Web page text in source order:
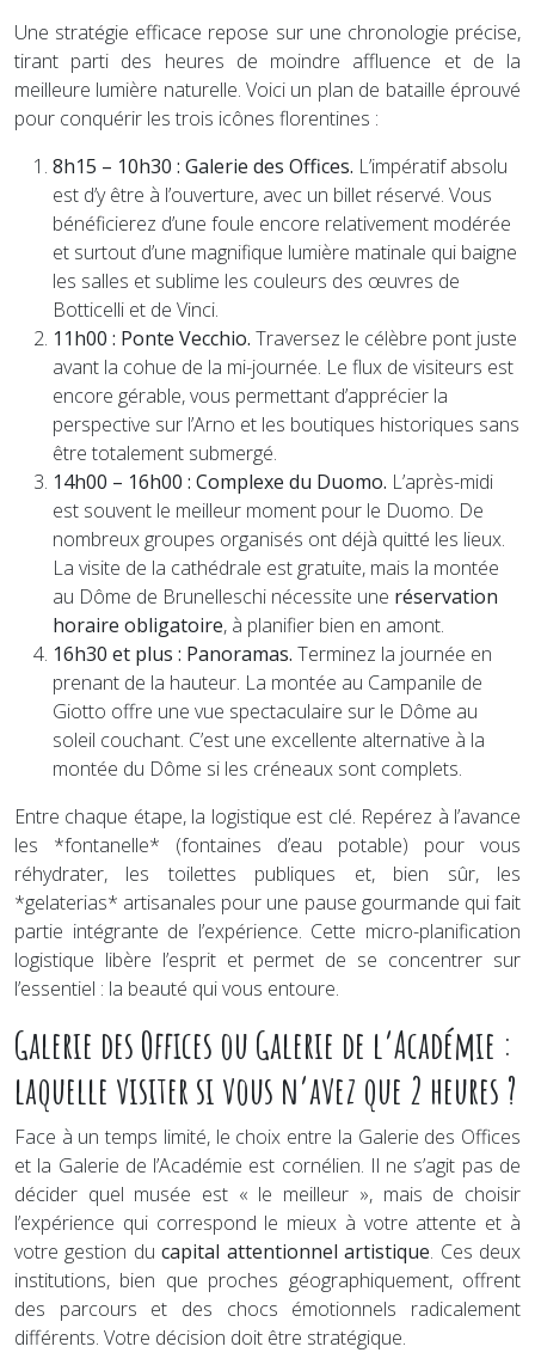
Une stratégie efficace repose sur une chronologie précise,
tirant parti des heures de moindre affluence et de la
meilleure lumière naturelle. Voici un plan de bataille éprouvé
pour conquérir les trois icônes florentines :
8h15 – 10h30 : Galerie des Offices. L’impératif absolu
est d’y être à l’ouverture, avec un billet réservé. Vous
bénéficierez d’une foule encore relativement modérée
et surtout d’une magnifique lumière matinale qui baigne
les salles et sublime les couleurs des œuvres de
Botticelli et de Vinci.
11h00 : Ponte Vecchio. Traversez le célèbre pont juste
avant la cohue de la mi-journée. Le flux de visiteurs est
encore gérable, vous permettant d’apprécier la
perspective sur l’Arno et les boutiques historiques sans
être totalement submergé.
14h00 – 16h00 : Complexe du Duomo. L’après-midi
est souvent le meilleur moment pour le Duomo. De
nombreux groupes organisés ont déjà quitté les lieux.
La visite de la cathédrale est gratuite, mais la montée
au Dôme de Brunelleschi nécessite une réservation
horaire obligatoire, à planifier bien en amont.
16h30 et plus : Panoramas. Terminez la journée en
prenant de la hauteur. La montée au Campanile de
Giotto offre une vue spectaculaire sur le Dôme au
soleil couchant. C’est une excellente alternative à la
montée du Dôme si les créneaux sont complets.
Entre chaque étape, la logistique est clé. Repérez à l’avance
les *fontanelle* (fontaines d’eau potable) pour vous
réhydrater, les toilettes publiques et, bien sûr, les
*gelaterias* artisanales pour une pause gourmande qui fait
partie intégrante de l’expérience. Cette micro-planification
logistique libère l’esprit et permet de se concentrer sur
l’essentiel : la beauté qui vous entoure.
Galerie des Offices ou Galerie de l’Académie :
laquelle visiter si vous n’avez que 2 heures ?
Face à un temps limité, le choix entre la Galerie des Offices
et la Galerie de l’Académie est cornélien. Il ne s’agit pas de
décider quel musée est « le meilleur », mais de choisir
l’expérience qui correspond le mieux à votre attente et à
votre gestion ducapital attentionnel artistique. Ces deux
institutions, bien que proches géographiquement, offrent
des parcours et des chocs émotionnels radicalement
différents. Votre décision doit être stratégique.